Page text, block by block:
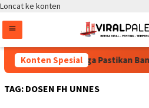
Loncat ke konten
Konten Spesial
Bintang Puspayoga Pastikan
TAG: DOSEN FH UNNES